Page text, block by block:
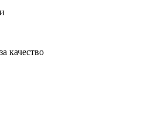
качество